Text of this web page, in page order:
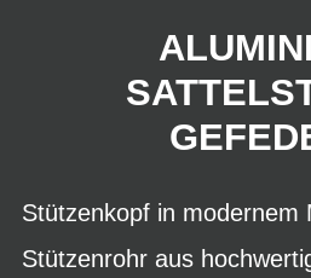
Stützenkopf in modernem
Stützenrohr aus